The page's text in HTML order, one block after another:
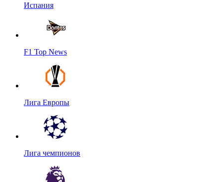
Испания
F1 Top News
Лига Европы
Лига чемпионов